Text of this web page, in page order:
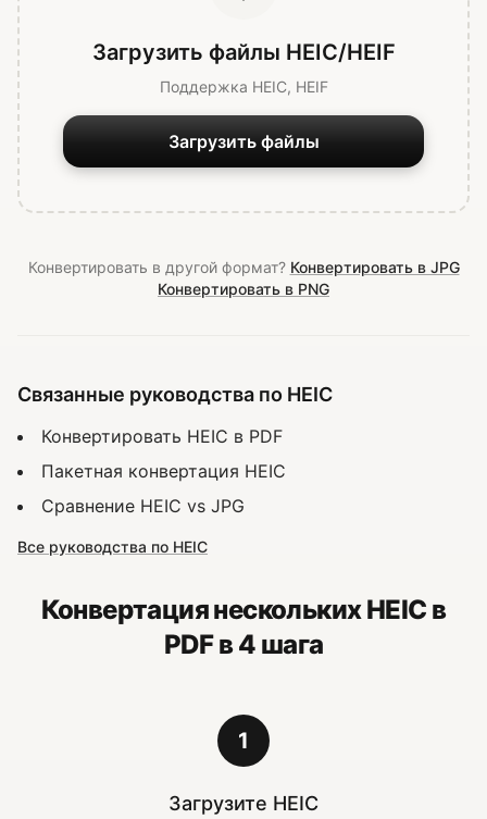
Загрузить файлы HEIC/HEIF
Поддержка HEIC, HEIF
Загрузить файлы
Конвертировать в другой формат? Конвертировать в JPG
Конвертировать в PNG
Связанные руководства по HEIC
Конвертировать HEIC в PDF
Пакетная конвертация HEIC
Сравнение HEIC vs JPG
Все руководства по HEIC
Конвертация нескольких HEIC в
PDF в 4 шага
1
Загрузите HEIC